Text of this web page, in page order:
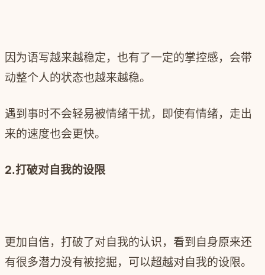
因为语写越来越稳定，也有了一定的掌控感，会带
动整个人的状态也越来越稳。
遇到事时不会轻易被情绪干扰，即使有情绪，走出
来的速度也会更快。
2.打破对自我的设限
更加自信，打破了对自我的认识，看到自身原来还
有很多潜力没有被挖掘，可以超越对自我的设限。